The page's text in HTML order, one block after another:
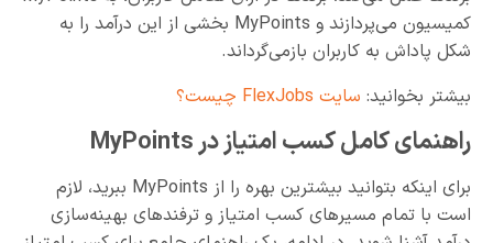
کمیسیون می‌پردازند و MyPoints بخشی از این درآمد را به
شکل پاداش به کاربران بازمی‌گرداند.
بیشتر بخوانید: سایت FlexJobs چیست؟
راهنمای کامل کسب امتیاز در MyPoints
برای اینکه بتوانید بیشترین بهره را از MyPoints ببرید، لازم
است با تمام مسیرهای کسب امتیاز و ترفندهای بهینه‌سازی